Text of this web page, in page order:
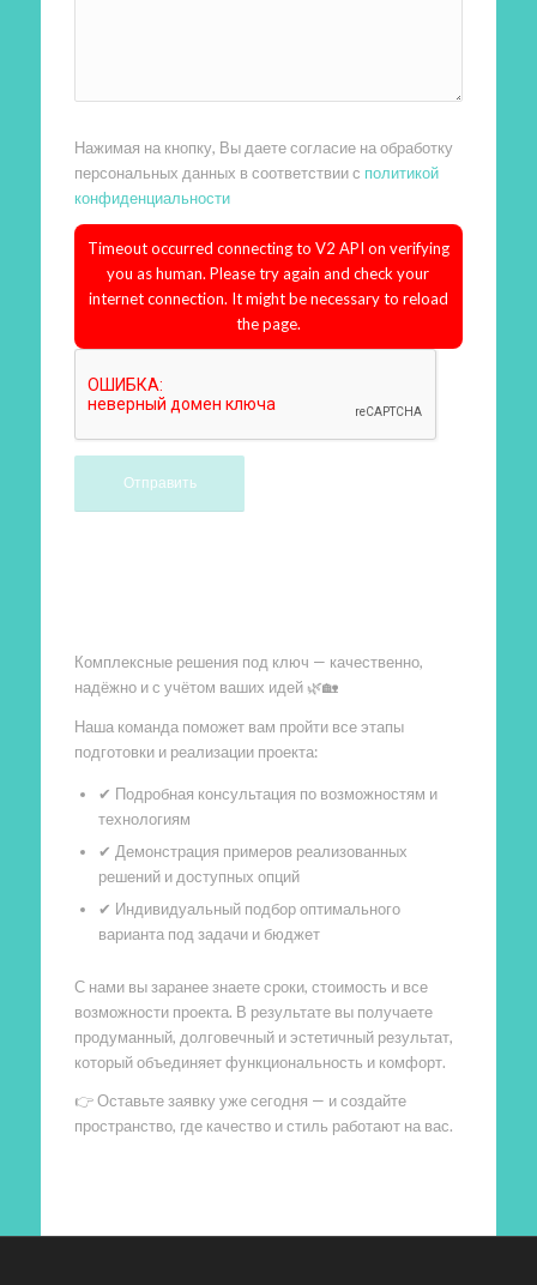
Нажимая на кнопку, Вы даете согласие на обработку
персональных данных в соответствии с политикой
конфиденциальности
Timeout occurred connecting to V2 API on verifying
you as human. Please try again and check your
internet connection. It might be necessary to reload
the page.
Комплексные решения под ключ — качественно,
надёжно и с учётом ваших идей 🌿🏡
Наша команда поможет вам пройти все этапы
подготовки и реализации проекта:
✔ Подробная консультация по возможностям и
технологиям
✔ Демонстрация примеров реализованных
решений и доступных опций
✔ Индивидуальный подбор оптимального
варианта под задачи и бюджет
С нами вы заранее знаете сроки, стоимость и все
возможности проекта. В результате вы получаете
продуманный, долговечный и эстетичный результат,
который объединяет функциональность и комфорт.
👉 Оставьте заявку уже сегодня — и создайте
пространство, где качество и стиль работают на вас.